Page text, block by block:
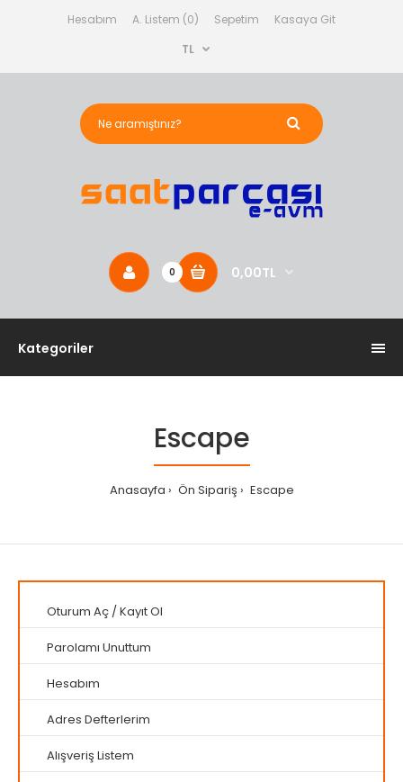
Hesabım A. Listem (0) Sepetim
Kasaya Git
TL
0 0,00TL
Kategoriler
Escape
Anasayfa Ön Sipariş Escape
Oturum Aç /Kayıt Ol
Parolamı Unuttum
Hesabım
Adres Defterlerim
Alışveriş Listem